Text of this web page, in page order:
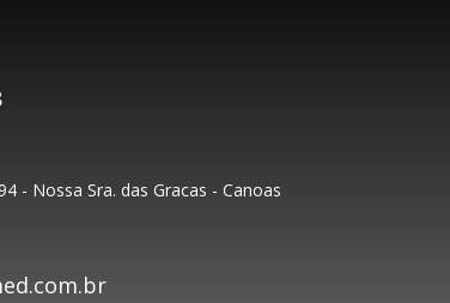
- Nossa Sra. das Gracas - Canoas